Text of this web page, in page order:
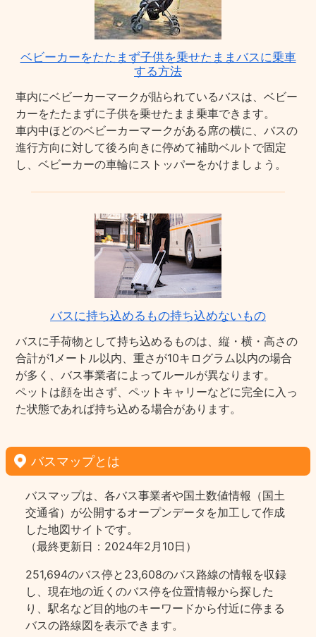
ベビーカーをたたまず子供を乗せたままバスに乗車
する方法
車内にベビーカーマークが貼られているバスは、ベビー
カーをたたまずに子供を乗せたまま乗車できます。
車内中ほどのベビーカーマークがある席の横に、バスの
進行方向に対して後ろ向きに停めて補助ベルトで固定
し、ベビーカーの車輪にストッパーをかけましょう。
バスに持ち込めるもの持ち込めないもの
バスに手荷物として持ち込めるものは、縦・横・高さの
合計が1メートル以内、重さが10キログラム以内の場合
が多く、バス事業者によってルールが異なります。
ペットは顔を出さず、ペットキャリーなどに完全に入っ
た状態であれば持ち込める場合があります。
バスマップとは
バスマップは、各バス事業者や国土数値情報（国土
交通省）が公開するオープンデータを加工して作成
した地図サイトです。
（最終更新日：2024年2月10日）
251,694のバス停と23,608のバス路線の情報を収録
し、現在地の近くのバス停を位置情報から探した
り、駅名など目的地のキーワードから付近に停まる
バスの路線図を表示できます。